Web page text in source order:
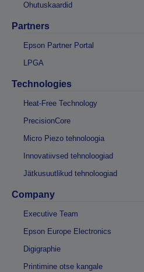
Ohutuskaardid
Partners
Epson Partner Portal
LPGA
Technologies
Heat-Free Technology
PrecisionCore
Micro Piezo tehnoloogia
Innovatiivsed tehnoloogiad
Jätkusuutlikud tehnoloogiad
Company
Executive Team
Epson Europe Electronics
Digigraphie
Printimine otse kangale